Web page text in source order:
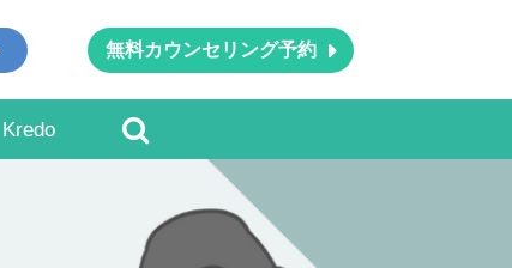
無料カウンセリング予約
Kredo